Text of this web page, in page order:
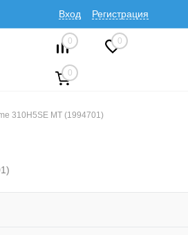
Вход Регистрация
0 0
0
310H5SE MT (1994701)